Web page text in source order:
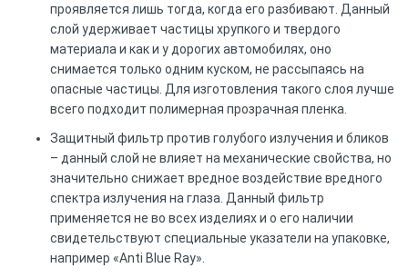
проявляется лишь тогда, когда его разбивают. Данный
слой удерживает частицы хрупкого и твердого
материала и как и у дорогих автомобилях, оно
снимается только одним куском, не рассыпаясь на
опасные частицы. Для изготовления такого слоя лучше
всего подходит полимерная прозрачная пленка.
Защитный фильтр против голубого излучения и бликов
– данный слой не влияет на механические свойства, но
значительно снижает вредное воздействие вредного
спектра излучения на глаза. Данный фильтр
применяется не во всех изделиях и о его наличии
свидетельствуют специальные указатели на упаковке,
например «Anti Blue Ray».